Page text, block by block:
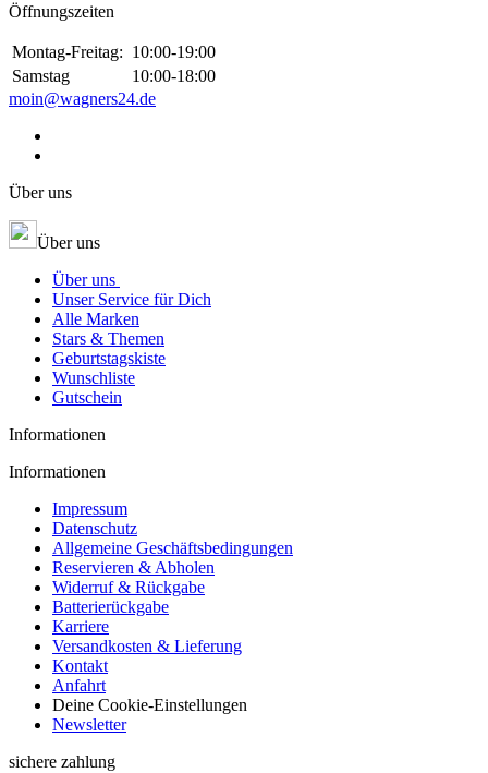
Öffnungszeiten
Montag-Freitag: 10:00-19:00
Samstag
10:00-18:00
moin@wagners24.de
Über uns
Über uns
Über uns
Unser Service für Dich
Alle Marken
Stars & Themen
Geburtstagskiste
Wunschliste
Gutschein
Informationen
Informationen
Impressum
Datenschutz
Allgemeine Geschäftsbedingungen
Reservieren & Abholen
Widerruf & Rückgabe
Batterierückgabe
Karriere
Versandkosten & Lieferung
Kontakt
Anfahrt
Deine Cookie-Einstellungen
Newsletter
sichere zahlung